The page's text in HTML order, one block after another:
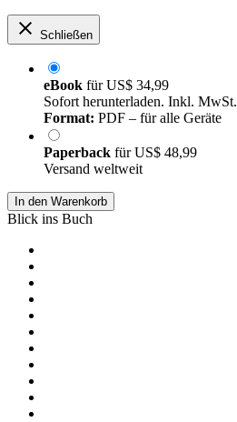
Schließen
eBook fürUS$ 34,99
Sofort herunterladen. Inkl. MwSt.
Format: PDF – für alle Geräte
Paperback fürUS$ 48,99
Versand weltweit
In den Warenkorb
Blick ins Buch